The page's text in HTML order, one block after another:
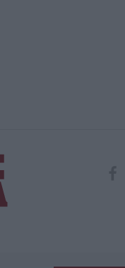
Uomo aggredito, pestato e